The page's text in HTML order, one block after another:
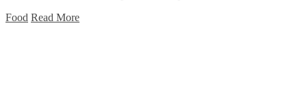
Food Read More